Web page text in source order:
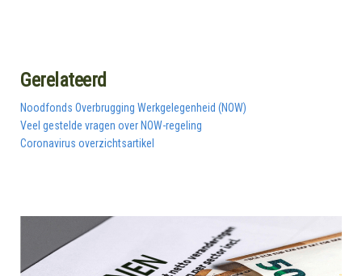
Gerelateerd
Noodfonds Overbrugging Werkgelegenheid (NOW)
Veel gestelde vragen over NOW-regeling
Coronavirus overzichtsartikel